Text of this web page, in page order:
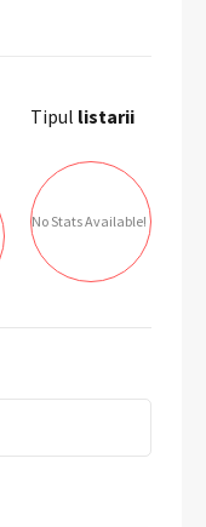
Tipul listarii
No Stats Available!